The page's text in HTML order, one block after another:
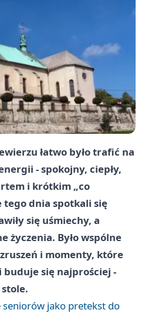
łatwo było trafić na
- spokojny, ciepły,
i krótkim „co
tego dnia spotkali się
się uśmiechy, a
życzenia. Było wspólne
i momenty, które
się najprościej -
jako pretekst do